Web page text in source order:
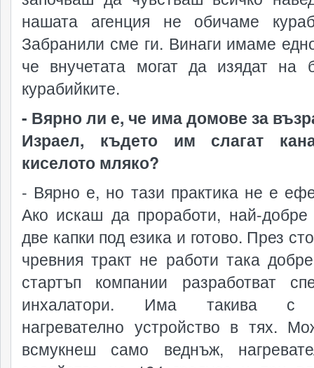
нашата агенция не обичаме
Забранили сме ги. Винаги имаме
че внучетата могат да изядат на
курабийките.
- Вярно ли е, че има домове за
Израел, където им слагат
киселото мляко?
- Вярно е, но тази практика не е
Ако искаш да проработи, най-
две капки под езика и готово. През
чревния тракт не работи така
стартъп компании разработват
инхалатори. Има такива с
нагревателно устройство в тях.
всмукнеш само веднъж,